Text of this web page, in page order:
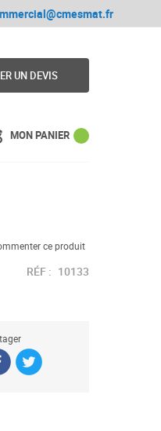
UN DEVIS
MON PANIER
ce produit
RÉF : 10133